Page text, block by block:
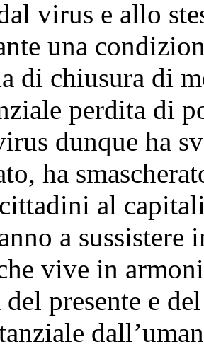
virus e allo
una
di chiusura di
perdita di
dunque ha
ha
al
a sussistere
vive in
presente e